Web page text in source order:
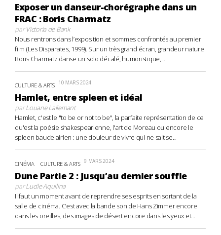
Exposer un danseur-chorégraphe dans un
FRAC : Boris Charmatz
parVictoria de Bank
Nous rentrons dans l’exposition et sommes confrontés au premier
film (Les Disparates, 1999). Sur un très grand écran, grandeur nature
Boris Charmatz danse un solo décalé, humoristique,...
CULTURE & ARTS 10 MARS 2024
Hamlet, entre spleen et idéal
parLouane Lallemant
Hamlet, c'est le "to be or not to be", la parfaite représentation de ce
qu'est la poésie shakespearienne, l'art de Moreau ou encore le
spleen baudelairien : une douleur de vivre qui ne sait se...
CINÉMA CULTURE & ARTS 9 MARS 2024
Dune Partie 2 : Jusqu’au dernier souffle
parLucile Aquilina
Il faut un moment avant de reprendre ses esprits en sortant de la
salle de cinéma. C’est avec la bande son de Hans Zimmer encore
dans les oreilles, des images de désert encore dans les yeux et...